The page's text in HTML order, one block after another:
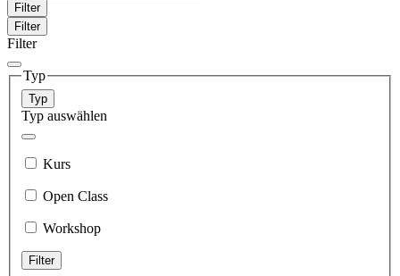
Filter
Filter
Filter
Typ
Typ
Typ auswählen
Kurs
Open Class
Workshop
Filter